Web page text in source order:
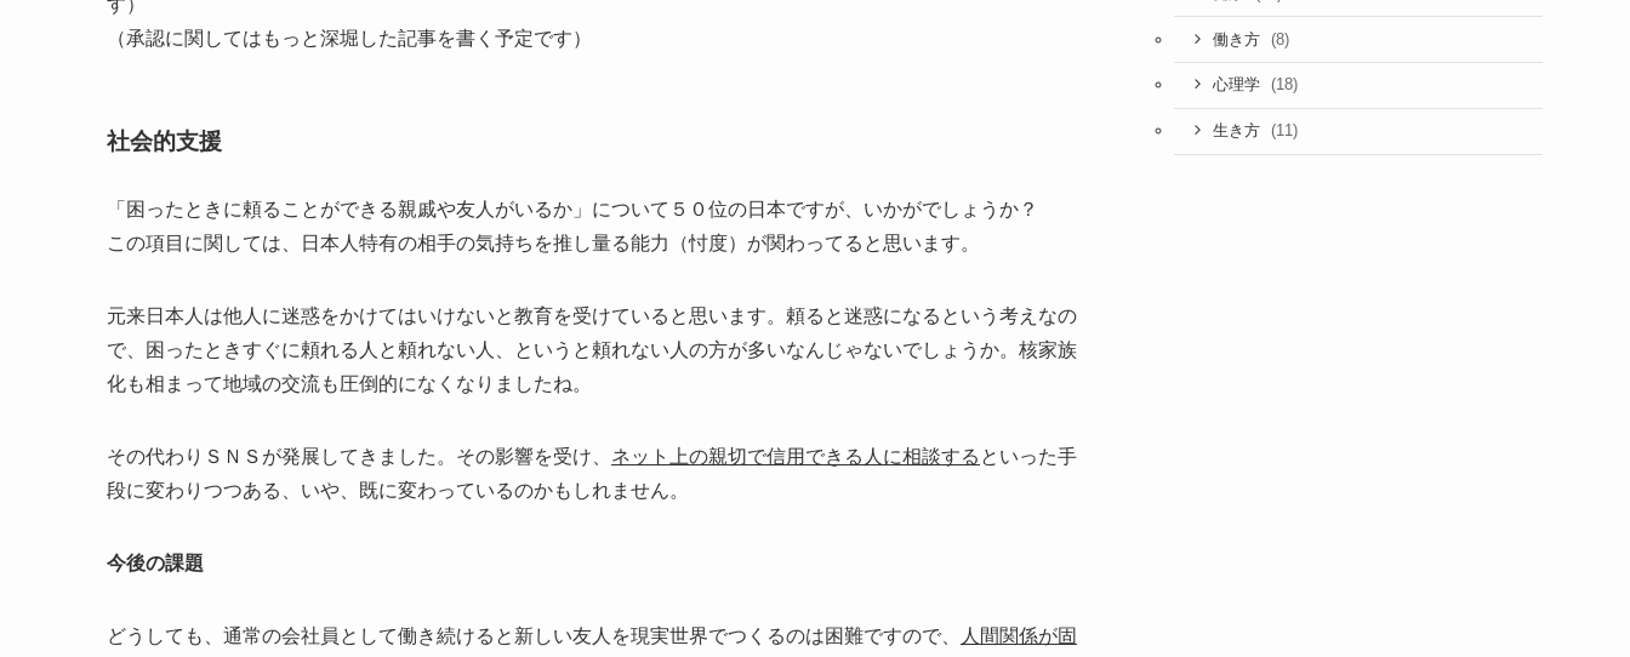
す）
（承認に関してはもっと深堀した記事を書く予定です）
社会的支援
「困ったときに頼ることができる親戚や友人がいるか」について５０位の日本ですが、いかがでしょうか？
この項目に関しては、日本人特有の相手の気持ちを推し量る能力（忖度）が関わってると思います。
元来日本人は他人に迷惑をかけてはいけないと教育を受けていると思います。頼ると迷惑になるという考えなの
で、困ったときすぐに頼れる人と頼れない人、というと頼れない人の方が多いなんじゃないでしょうか。核家族
化も相まって地域の交流も圧倒的になくなりましたね。
その代わりＳＮＳが発展してきました。その影響を受け、 ネット上の親切で信用できる人に相談する といった手
段に変わりつつある、いや、既に変わっているのかもしれません。
今後の課題
どうしても、通常の会社員として働き続けると新しい友人を現実世界でつくるのは困難ですので、
人間関係が固
働き方 (8)
心理学 (18)
生き方 (11)